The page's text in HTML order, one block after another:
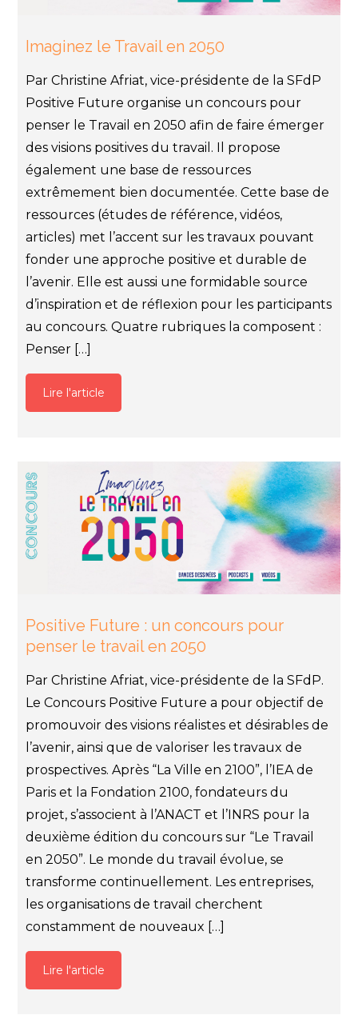
Imaginez le Travail en 2050
Par Christine Afriat, vice-présidente de la SFdP
Positive Future organise un concours pour
penser le Travail en 2050 afin de faire émerger
des visions positives du travail. Il propose
également une base de ressources
extrêmement bien documentée. Cette base de
ressources (études de référence, vidéos,
articles) met l’accent sur les travaux pouvant
fonder une approche positive et durable de
l’avenir. Elle est aussi une formidable source
d’inspiration et de réflexion pour les participants
au concours. Quatre rubriques la composent :
Penser […]
Lire l'article
Positive Future : un concours pour
penser le travail en 2050
Par Christine Afriat, vice-présidente de la SFdP.
Le Concours Positive Future a pour objectif de
promouvoir des visions réalistes et désirables de
l’avenir, ainsi que de valoriser les travaux de
prospectives. Après “La Ville en 2100”, l’IEA de
Paris et la Fondation 2100, fondateurs du
projet, s’associent à l’ANACT et l’INRS pour la
deuxième édition du concours sur “Le Travail
en 2050”. Le monde du travail évolue, se
transforme continuellement. Les entreprises,
les organisations de travail cherchent
constamment de nouveaux […]
Lire l'article